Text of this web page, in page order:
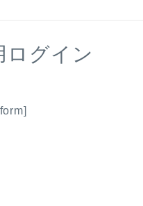
ログイン